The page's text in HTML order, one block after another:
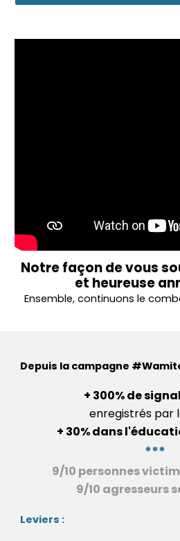
Notre façon de vous
et heureuse
Ensemble, continuons le
Depuis la campagne
+ 300% de
enregistrés par
+ 30% dans
***
9/10 personnes
9/10 agresseurs
Leviers :